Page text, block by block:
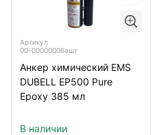
Артикул
00-00000006ашт
Анкер химический EMS
DUBELL EP500 Pure
Epoxy 385 мл
В наличии